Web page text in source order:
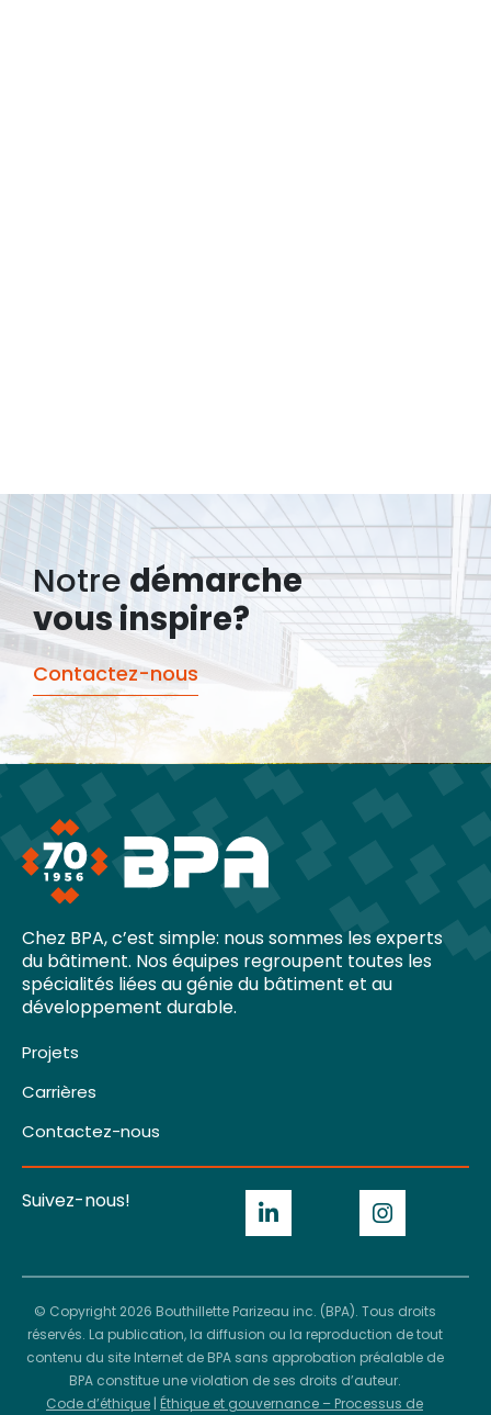
Notre démarche
vous inspire?
Contactez-nous
Chez BPA, c’est simple: nous sommes les experts
du bâtiment. Nos équipes regroupent toutes les
spécialités liées au génie du bâtiment et au
développement durable.
Projets
Carrières
Contactez-nous
Suivez-nous!
© Copyright 2026 Bouthillette Parizeau inc. (BPA). Tous droits
réservés. La publication, la diffusion ou la reproduction de tout
contenu du site Internet de BPA sans approbation préalable de
BPA constitue une violation de ses droits d’auteur.
Code d’éthique | Éthique et gouvernance – Processus de